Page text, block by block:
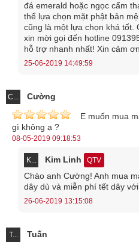
đá emerald hoặc ngọc cẩm
thể lựa chọn mặt phật bản
cũng là một lựa chọn khá tốt.
xin mời gọi đến hotline
hỗ trợ nhanh nhất! Xin cảm
25-06-2019 14:49:59
C... Cường
E muốn mua
gì không ạ ?
08-05-2019 09:18:53
K... Kim Linh QTV
Chào anh Cường! Anh mua
dây dù và miễn phí tết dây
26-06-2019 13:15:08
T... Tuấn